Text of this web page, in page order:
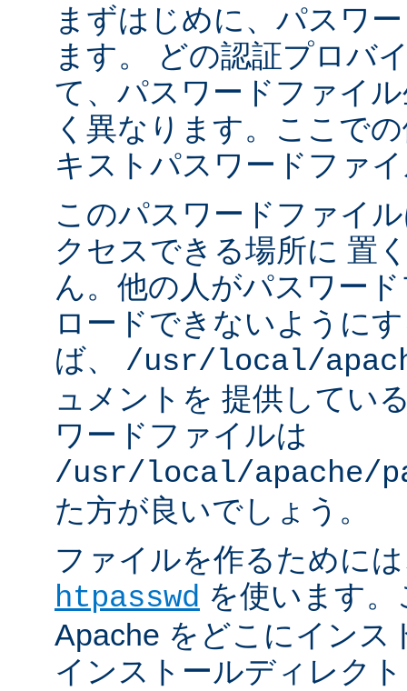
まずはじめに、パスワ
ます。 どの認証プロバ
て、パスワードファイ
く異なります。ここで
キストパスワードファ
このパスワードファイ
クセスできる場所に 置
ん。他の人がパスワー
ロードできないように
ば、 /usr/local/
ュメントを 提供してい
ワードファイルは
/usr/local/apache/
た方が良いでしょう。
ファイルを作るために
htpasswd を使います
Apache をどこにインス
インストールディレク